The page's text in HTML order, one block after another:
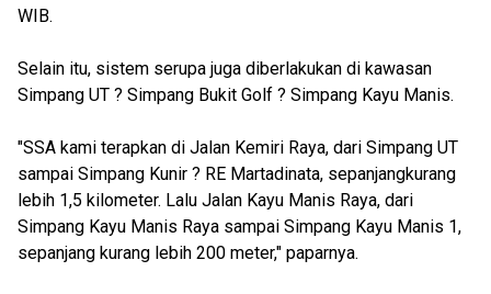
WIB.
Selain itu, sistem serupa juga diberlakukan di kawasan
Simpang UT ? Simpang Bukit Golf ? Simpang Kayu Manis.
"SSA kami terapkan di Jalan Kemiri Raya, dari Simpang UT
sampai Simpang Kunir ? RE Martadinata, sepanjangkurang
lebih 1,5 kilometer. Lalu Jalan Kayu Manis Raya, dari
Simpang Kayu Manis Raya sampai Simpang Kayu Manis 1,
sepanjang kurang lebih 200 meter," paparnya.